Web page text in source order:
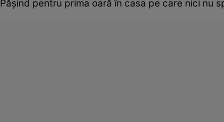
Păşind pentru prima oară în casa pe care nici nu